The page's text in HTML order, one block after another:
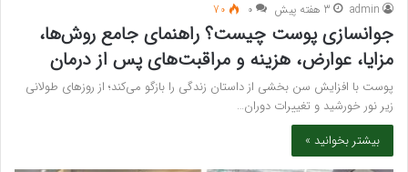
admin 3 هفته پیش ۰ 70
جوانسازی پوست چیست؟ راهنمای جامع روش‌ها،
مزایا، عوارض، هزینه و مراقبت‌های پس از درمان
پوست با افزایش سن بخشی از داستان زندگی را بازگو می‌کند؛ از روزهای طولانی
زیر نور خورشید و تغییرات دوران…
بیشتر بخوانید »